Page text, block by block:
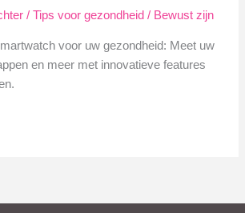
/Tips voor gezondheid / Bewust zijn
voor uw gezondheid: Meet uw
en meer met innovatieve features